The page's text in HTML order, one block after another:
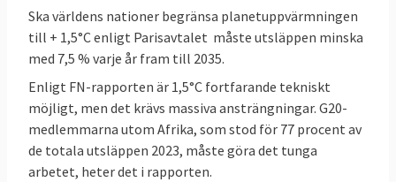
Sveriges mål enligt EU-beslut
Sverige har bundit sig i EU att minska sina
utsläpp av växthusgaser (ESR) och öka
upptaget av växthusgaser i skog och mark
(LULUCF). Sverige måste halvera sina
utsläpp till 2030 jämfört med 2005. Likaså
måste skog och mark i Sverige lagra
Ska världens nationer begränsa planetuppvärmningen
till + 1,5°C enligt Parisavtalet måste utsläppen minska
med 7,5 % varje år fram till 2035.
Enligt FN-rapporten är 1,5°C fortfarande tekniskt
möjligt, men det krävs massiva ansträngningar. G20-
medlemmarna utom Afrika, som stod för 77 procent av
de totala utsläppen 2023, måste göra det tunga
arbetet, heter det i rapporten.